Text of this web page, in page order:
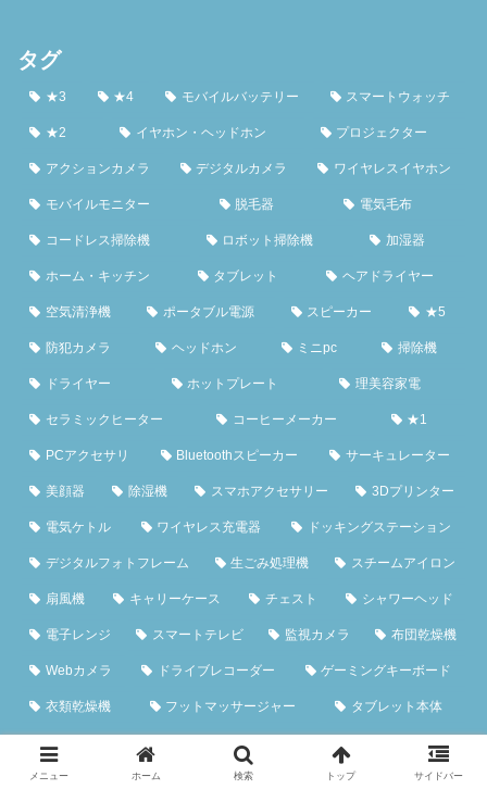
タグ
★3 ★4 モバイルバッテリー スマートウォッチ
★2 イヤホン・ヘッドホン プロジェクター
アクションカメラ デジタルカメラ ワイヤレスイヤホン
モバイルモニター 脱毛器 電気毛布
コードレス掃除機 ロボット掃除機 加湿器
ホーム・キッチン タブレット ヘアドライヤー
空気清浄機 ポータブル電源 スピーカー ★5
防犯カメラ ヘッドホン ミニpc 掃除機
ドライヤー ホットプレート 理美容家電
セラミックヒーター コーヒーメーカー ★1
PCアクセサリ Bluetoothスピーカー サーキュレーター
美顔器 除湿機 スマホアクセサリー 3Dプリンター
電気ケトル ワイヤレス充電器 ドッキングステーション
デジタルフォトフレーム 生ごみ処理機 スチームアイロン
扇風機 キャリーケース チェスト シャワーヘッド
電子レンジ スマートテレビ 監視カメラ 布団乾燥機
Webカメラ ドライブレコーダー ゲーミングキーボード
衣類乾燥機 フットマッサージャー タブレット本体
メニュー ホーム 検索 トップ サイドバー